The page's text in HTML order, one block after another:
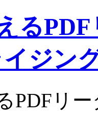
る
ジン
PDFリ